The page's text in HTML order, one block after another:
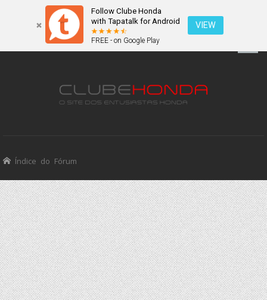
Follow Clube Honda
with Tapatalk for Android
FREE - on Google Play
VIEW
Índice do Fórum